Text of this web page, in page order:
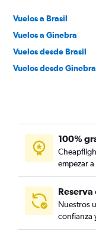
Vuelos a Brasil
Vuelos a Ginebra
Vuelos desde Brasil
Vuelos desde Ginebra
100%
empezar
Nuestros
confianza